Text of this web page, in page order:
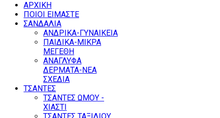
ΑΡΧΙΚΗ
ΠΟΙΟΙ ΕΙΜΑΣΤΕ
ΣΑΝΔΑΛΙΑ
ΑΝΔΡΙΚΑ-ΓΥΝΑΙΚΕΙΑ
ΠΑΙΔΙΚΑ-ΜΙΚΡΑ
ΜΕΓΕΘΗ
ΑΝΑΓΛΥΦΑ
ΔΕΡΜΑΤΑ-ΝΕΑ
ΣΧΕΔΙΑ
ΤΣΑΝΤΕΣ
ΤΣΑΝΤΕΣ ΩΜΟΥ -
ΧΙΑΣΤΙ